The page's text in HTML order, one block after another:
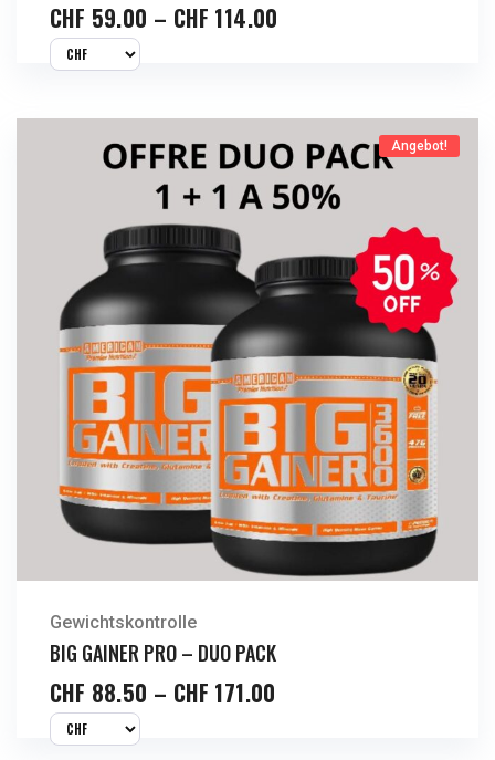
CHF 59.00 – CHF 114.00
Jetzt Kaufen Angebot!
Gewichtskontrolle
BIG GAINER PRO – DUO PACK
CHF 88.50 – CHF 171.00